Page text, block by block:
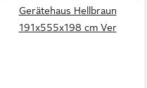
Gerätehaus Hellbraun
191x555x198 cm Ver